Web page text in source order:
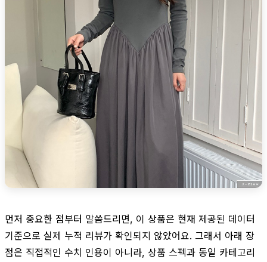
먼저 중요한 점부터 말씀드리면, 이 상품은 현재 제공된 데이터
기준으로 실제 누적 리뷰가 확인되지 않았어요. 그래서 아래 장
점은 직접적인 수치 인용이 아니라, 상품 스펙과 동일 카테고리